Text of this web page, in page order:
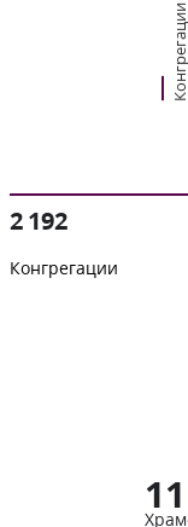
Конгрегации
2 192
Конгрегации
11